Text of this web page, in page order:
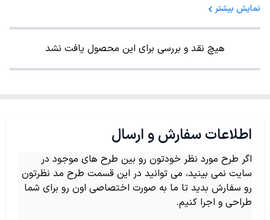
نمایش بیشتر
هیچ نقد و بررسی برای این محصول یافت نشد
اطلاعات سفارش و ارسال
اگر طرح مورد نظر خودتون رو بین طرح های موجود در
سایت نمی بینید، می توانید در این قسمت طرح مد نظرتون
رو سفارش بدید تا ما به صورت اختصاصی اون رو برای شما
طراحی و اجرا کنیم.